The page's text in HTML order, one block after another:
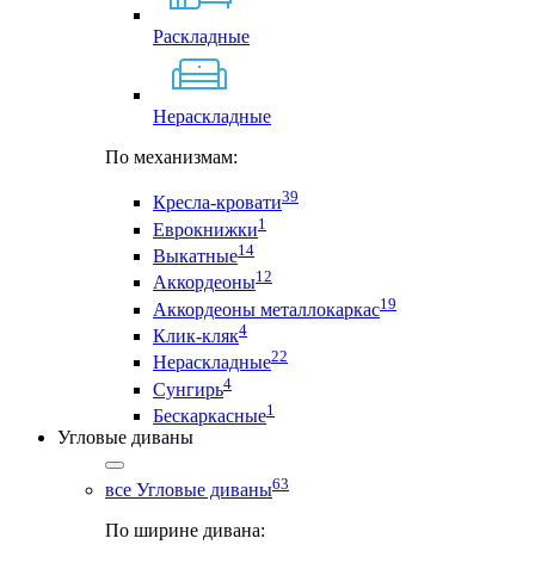
Раскладные
Нераскладные
По механизмам:
Кресла-кровати39
Еврокнижки1
Выкатные14
Аккордеоны12
Аккордеоны металлокаркас19
Клик-кляк4
Нераскладные22
Сунгирь4
Бескаркасные1
Угловые диваны
все Угловые диваны63
По ширине дивана: